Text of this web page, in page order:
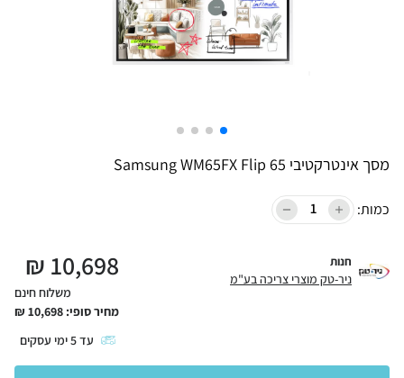
מסך אינטרקטיבי Samsung WM65FX Flip 65
כמות:
חנות
ניר-טק מוצרי צריכה בע"מ 10,698
₪
משלוח חינם
מחיר סופי: 10,698
₪
עד5ימי עסקים